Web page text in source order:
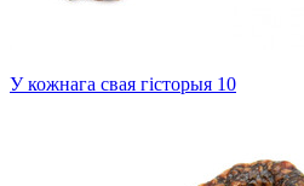
У кожнага свая гісторыя 10